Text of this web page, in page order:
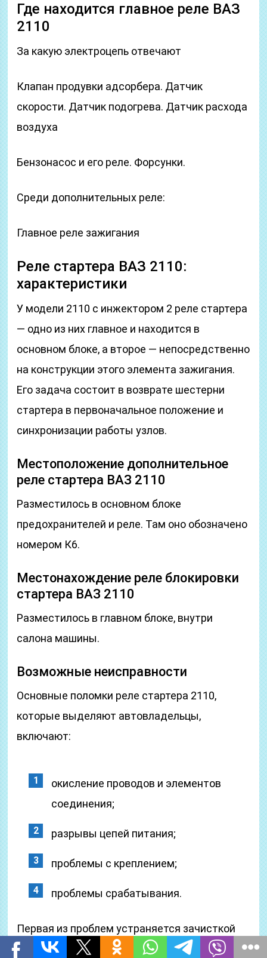
Где находится главное реле ВАЗ
2110
За какую электроцепь отвечают
Клапан продувки адсорбера. Датчик
скорости. Датчик подогрева. Датчик расхода
воздуха
Бензонасос и его реле. Форсунки.
Среди дополнительных реле:
Главное реле зажигания
Реле стартера ВАЗ 2110:
характеристики
У модели 2110 с инжектором 2 реле стартера
— одно из них главное и находится в
основном блоке, а второе — непосредственно
на конструкции этого элемента зажигания.
Его задача состоит в возврате шестерни
стартера в первоначальное положение и
синхронизации работы узлов.
Местоположение дополнительное
реле стартера ВАЗ 2110
Разместилось в основном блоке
предохранителей и реле. Там оно обозначено
номером К6.
Местонахождение реле блокировки
стартера ВАЗ 2110
Разместилось в главном блоке, внутри
салона машины.
Возможные неисправности
Основные поломки реле стартера 2110,
которые выделяют автовладельцы,
включают:
окисление проводов и элементов
соединения;
разрывы цепей питания;
проблемы с креплением;
проблемы срабатывания.
Первая из проблем устраняется зачисткой
проводов или их заменой. Только сменой